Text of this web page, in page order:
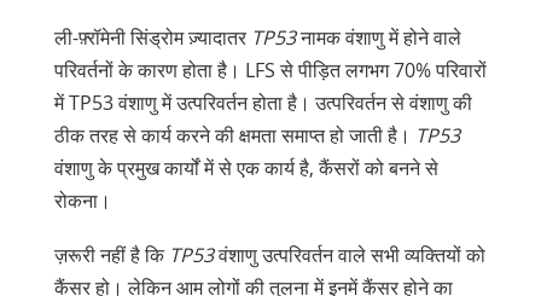
ली-फ़्रॉमेनी सिंड्रोम ज़्यादातर TP53नामक वंशाणु में होने वाले
परिवर्तनों के कारण होता है। LFS से पीड़ित लगभग 70% परिवारों
में TP53 वंशाणु में उत्परिवर्तन होता है। उत्परिवर्तन से वंशाणु की
ठीक तरह से कार्य करने की क्षमता समाप्त हो जाती है। TP53
वंशाणु के प्रमुख कार्यों में से एक कार्य है, कैंसरों को बनने से
रोकना।
ज़रूरी नहीं है कि TP53वंशाणु उत्परिवर्तन वाले सभी व्यक्तियों को
कैंसर हो। लेकिन आम लोगों की तुलना में इनमें कैंसर होने का